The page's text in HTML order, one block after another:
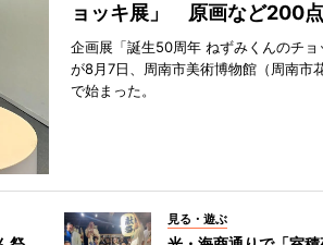
ョッキ展」 原画など200点
企画展「誕生50周年 ねずみくんのチョ
が8月7日、周南市美術博物館（周南市
で始まった。
見る・遊ぶ